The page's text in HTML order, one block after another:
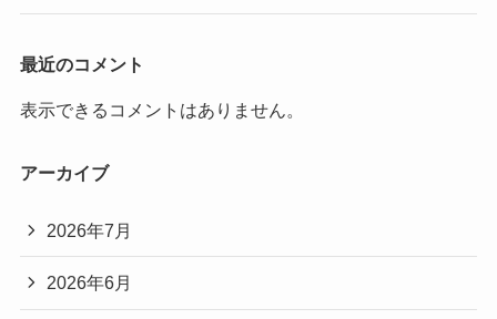
最近のコメント
表示できるコメントはありません。
アーカイブ
2026年7月
2026年6月